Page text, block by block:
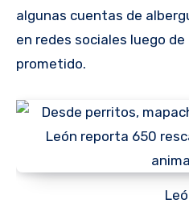
algunas cuentas de
en redes sociales luego
prometido.